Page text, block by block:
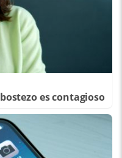
es contagioso